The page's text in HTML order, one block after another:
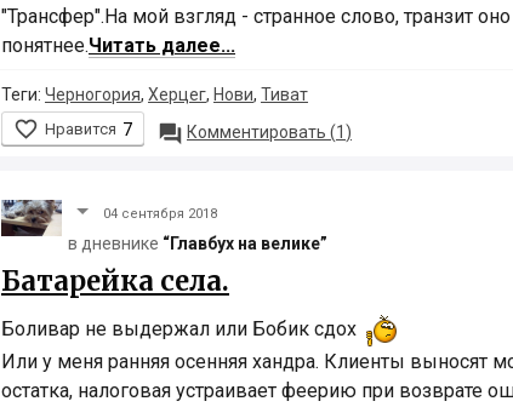
"Трансфер".На мой взгляд - странное слово, транзит
понятнее.Читать далее...
Теги: Черногория, Херцег, Нови, Тиват
 Нравится 7  Комментировать (1 )
04 сентября 2018
в дневнике “Главбух на велике”
Батарейка села.
Боливар не выдержал или Бобик сдох
Или у меня ранняя осенняя хандра. Клиенты выносят
остатка, налоговая устраивает феерию при возврате